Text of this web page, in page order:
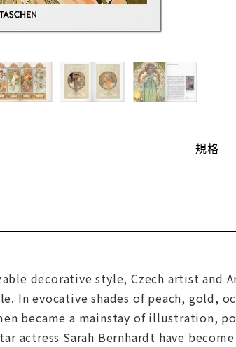
規格
decorative style, Czech artist and
In evocative shades of peach, gold,
became a mainstay of illustration,
actress Sarah Bernhardt have